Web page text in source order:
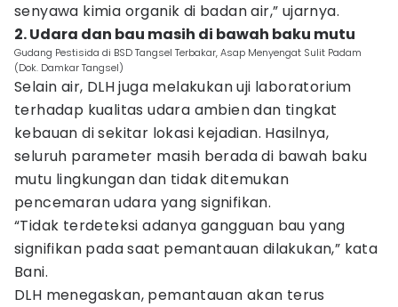
senyawa kimia organik di badan air,” ujarnya.
2. Udara dan bau masih di bawah baku mutu
Gudang Pestisida di BSD Tangsel Terbakar, Asap Menyengat Sulit Padam
(Dok. Damkar Tangsel)
Selain air, DLH juga melakukan uji laboratorium
terhadap kualitas udara ambien dan tingkat
kebauan di sekitar lokasi kejadian. Hasilnya,
seluruh parameter masih berada di bawah baku
mutu lingkungan dan tidak ditemukan
pencemaran udara yang signifikan.
“Tidak terdeteksi adanya gangguan bau yang
signifikan pada saat pemantauan dilakukan,” kata
Bani.
DLH menegaskan, pemantauan akan terus